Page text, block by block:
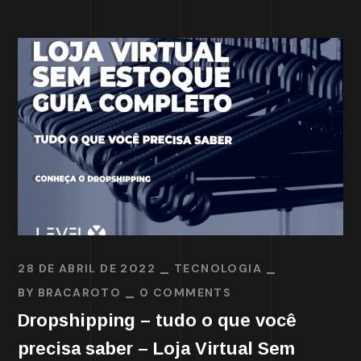
28 DE ABRIL DE 2022
TECNOLOGIA
BY BRACAROTO 0 COMMENTS
Dropshipping – tudo o que você
precisa saber – Loja Virtual Sem